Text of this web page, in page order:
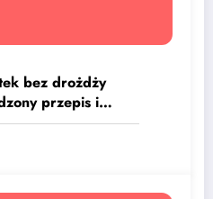
bez drożdży
przepis i